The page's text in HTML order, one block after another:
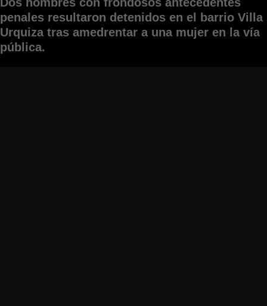
penales resultaron detenidos en el barrio Villa
Urquiza tras amedrentar a una mujer en la vía
pública.